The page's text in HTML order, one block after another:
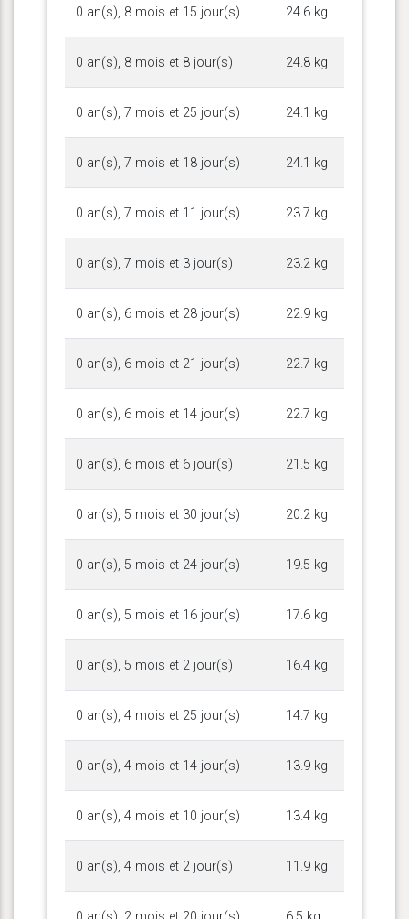
0 an(s), 8 mois et 15 jour(s) 24.6 kg
0 an(s), 8 mois et 8 jour(s) 24.8 kg
0 an(s), 7 mois et 25 jour(s) 24.1 kg
0 an(s), 7 mois et 18 jour(s) 24.1 kg
0 an(s), 7 mois et 11 jour(s) 23.7 kg
0 an(s), 7 mois et 3 jour(s) 23.2 kg
0 an(s), 6 mois et 28 jour(s) 22.9 kg
0 an(s), 6 mois et 21 jour(s) 22.7 kg
0 an(s), 6 mois et 14 jour(s) 22.7 kg
0 an(s), 6 mois et 6 jour(s) 21.5 kg
0 an(s), 5 mois et 30 jour(s) 20.2 kg
0 an(s), 5 mois et 24 jour(s) 19.5 kg
0 an(s), 5 mois et 16 jour(s) 17.6 kg
0 an(s), 5 mois et 2 jour(s) 16.4 kg
0 an(s), 4 mois et 25 jour(s) 14.7 kg
0 an(s), 4 mois et 14 jour(s) 13.9 kg
0 an(s), 4 mois et 10 jour(s) 13.4 kg
0 an(s), 4 mois et 2 jour(s) 11.9 kg